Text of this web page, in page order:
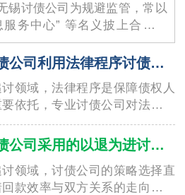
锡讨债公司为规避监管，常以
务中心” 等名义披上合法外
质伪装术” 让不少债权人掉入
有工商营业执照，实则…
东阳讨债公司利用法律程序讨债的技巧与要点
领域，法律程序是保障债权人
依托，专业讨债公司对法律工
用，直接决定了回款效率与合
讨债公司在长期服务本地企业
过程中，积累了丰富的法律程序
东阳讨债公司采用的以退为进讨债方法分析
领域，讨债公司的策略选择直
款效率与双方关系的走向。其